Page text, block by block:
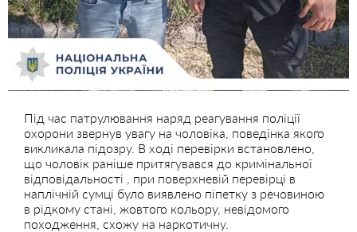
Під час патрулювання наряд реагування поліції
охорони звернув увагу на чоловіка, поведінка якого
викликала підозру. В ході перевірки встановлено,
що чоловік раніше притягувався до кримінальної
відповідальності , при поверхневій перевірці в
наплічній сумці було виявлено піпетку з речовиною
в рідкому стані, жовтого кольору, невідомого
походження, схожу на наркотичну.